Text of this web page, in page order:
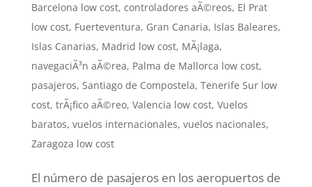
Barcelona low cost, controladores aÃ©reos, El Prat
low cost, Fuerteventura, Gran Canaria, Islas Baleares,
Islas Canarias, Madrid low cost, MÃ¡laga,
navegaciÃ³n aÃ©rea, Palma de Mallorca low cost,
pasajeros, Santiago de Compostela, Tenerife Sur low
cost, trÃ¡fico aÃ©reo, Valencia low cost, Vuelos
baratos, vuelos internacionales, vuelos nacionales,
Zaragoza low cost
El número de pasajeros en los aeropuertos de